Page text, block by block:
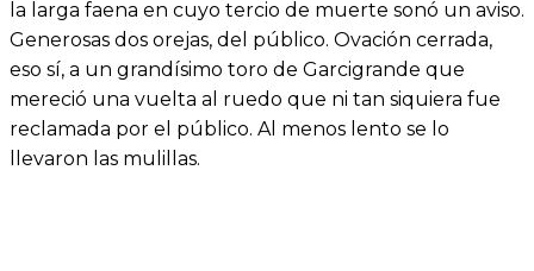
la larga faena en cuyo tercio de muerte sonó un aviso.
Generosas dos orejas, del público. Ovación cerrada,
eso sí, a un grandísimo toro de Garcigrande que
mereció una vuelta al ruedo que ni tan siquiera fue
reclamada por el público. Al menos lento se lo
llevaron las mulillas.